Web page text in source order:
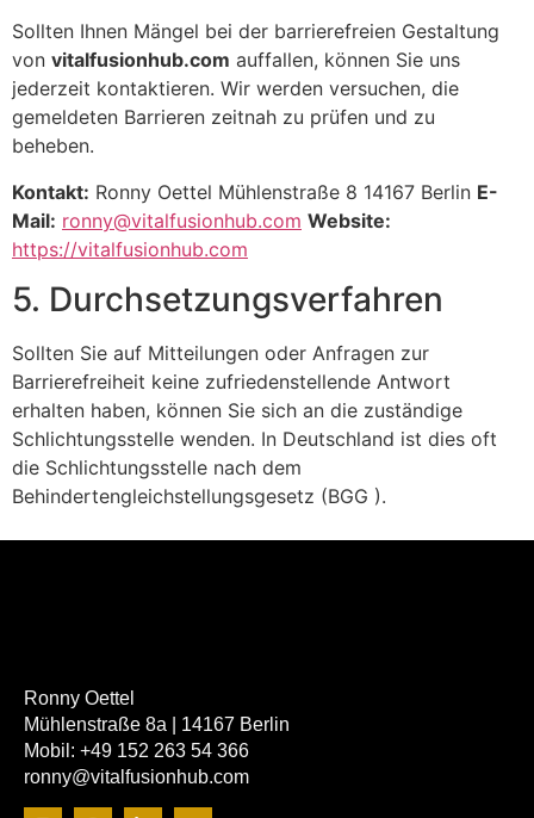
Sollten Ihnen Mängel bei der barrierefreien Gestaltung
von vitalfusionhub.com auffallen, können Sie uns
jederzeit kontaktieren. Wir werden versuchen, die
gemeldeten Barrieren zeitnah zu prüfen und zu
beheben.
Kontakt: Ronny Oettel Mühlenstraße 8 14167 Berlin E-
Mail: ronny@vitalfusionhub.com Website:
https://vitalfusionhub.com
5. Durchsetzungsverfahren
Sollten Sie auf Mitteilungen oder Anfragen zur
Barrierefreiheit keine zufriedenstellende Antwort
erhalten haben, können Sie sich an die zuständige
Schlichtungsstelle wenden. In Deutschland ist dies oft
die Schlichtungsstelle nach dem
Behindertengleichstellungsgesetz (BGG ).
Ronny Oettel
Mühlenstraße 8a | 14167 Berlin
Mobil: +49 152 263 54 366
ronny@vitalfusionhub.com